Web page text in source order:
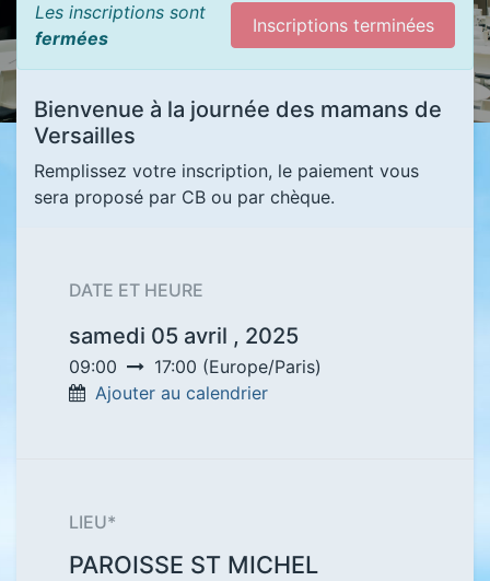
Les inscriptions sont
fermées
Inscriptions terminées
Bienvenue à la journée des mamans de
Versailles
Remplissez votre inscription, le paiement vous
sera proposé par CB ou par chèque.
DATE ET HEURE
samedi 05 avril , 2025
09:00 17:00 (Europe/Paris)
Ajouter au calendrier
LIEU*
PAROISSE ST MICHEL